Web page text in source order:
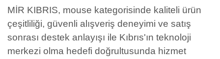
MİR KIBRIS, mouse kategorisinde kaliteli ürün
çeşitliliği, güvenli alışveriş deneyimi ve satış
sonrası destek anlayışı ile Kıbrıs'ın teknoloji
merkezi olma hedefi doğrultusunda hizmet